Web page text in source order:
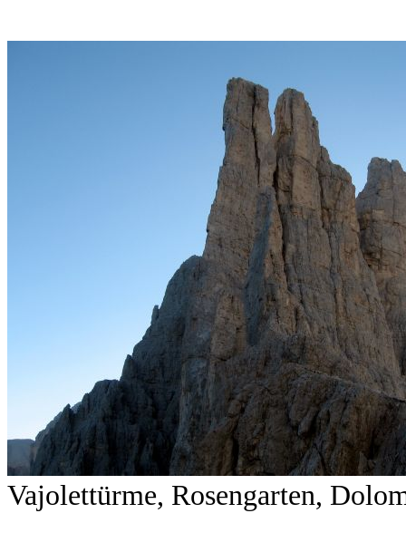
Vajolettürme, Rosengarten,